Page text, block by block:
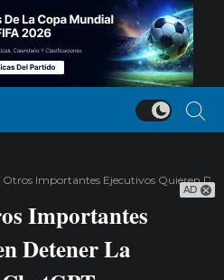
AD
Otros Importantes Ejecutivos Quieren
Importantes
Detener La